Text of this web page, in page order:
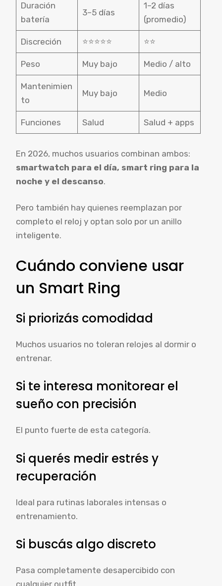
Duración
batería
3–5 días
1–2 días
(promedio)
Discreción ⭐⭐⭐⭐⭐ ⭐⭐
Peso Muy bajo Medio / alto
Mantenimien
to
Muy bajo Medio
Funciones Salud Salud + apps
En 2026, muchos usuarios combinan ambos:
smartwatch para el día, smart ring para la
noche y el descanso.
Pero también hay quienes reemplazan por
completo el reloj y optan solo por un anillo
inteligente.
Cuándo conviene usar
un Smart Ring
Si priorizás comodidad
Muchos usuarios no toleran relojes al dormir o
entrenar.
Si te interesa monitorear el
sueño con precisión
El punto fuerte de esta categoría.
Si querés medir estrés y
recuperación
Ideal para rutinas laborales intensas o
entrenamiento.
Si buscás algo discreto
Pasa completamente desapercibido con